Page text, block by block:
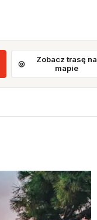
Zobacz trasę na
mapie